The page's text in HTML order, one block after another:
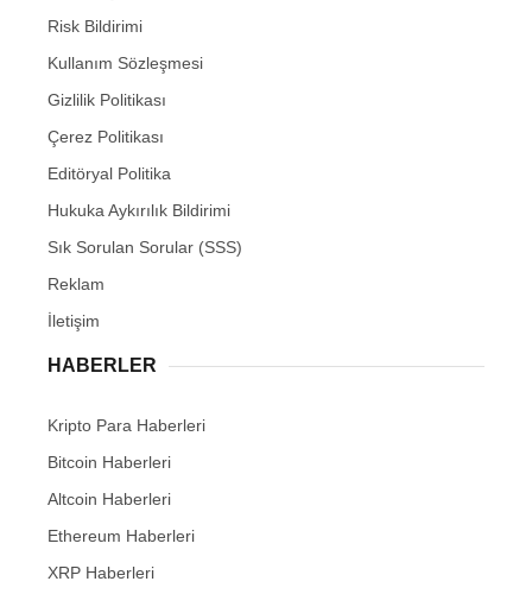
Risk Bildirimi
Kullanım Sözleşmesi
Gizlilik Politikası
Çerez Politikası
Editöryal Politika
Hukuka Aykırılık Bildirimi
Sık Sorulan Sorular (SSS)
Reklam
İletişim
HABERLER
Kripto Para Haberleri
Bitcoin Haberleri
Altcoin Haberleri
Ethereum Haberleri
XRP Haberleri